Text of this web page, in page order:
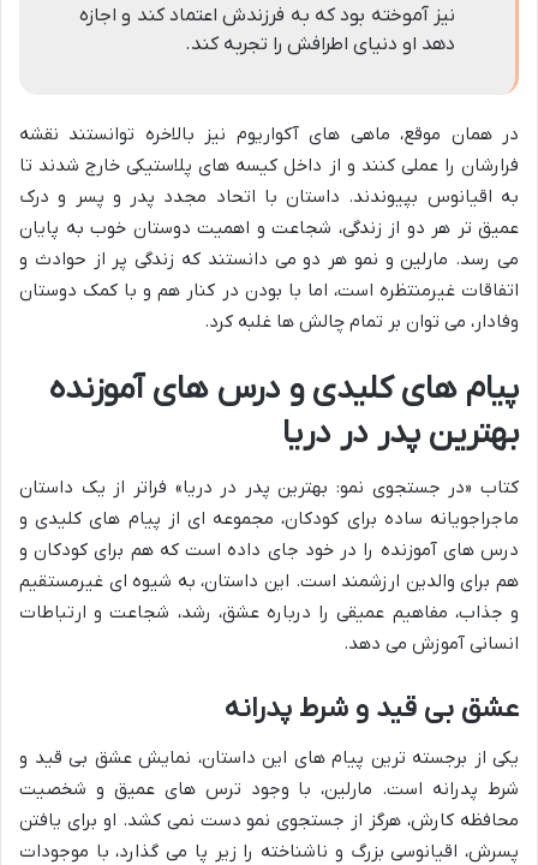
نیز آموخته بود که به فرزندش اعتماد کند و اجازه
دهد او دنیای اطرافش را تجربه کند.
در همان موقع، ماهی های آکواریوم نیز بالاخره توانستند نقشه
فرارشان را عملی کنند و از داخل کیسه های پلاستیکی خارج شدند تا
به اقیانوس بپیوندند. داستان با اتحاد مجدد پدر و پسر و درک
عمیق تر هر دو از زندگی، شجاعت و اهمیت دوستان خوب به پایان
می رسد. مارلین و نمو هر دو می دانستند که زندگی پر از حوادث و
اتفاقات غیرمنتظره است، اما با بودن در کنار هم و با کمک دوستان
وفادار، می توان بر تمام چالش ها غلبه کرد.
پیام های کلیدی و درس های آموزنده
بهترین پدر در دریا
کتاب «در جستجوی نمو: بهترین پدر در دریا» فراتر از یک داستان
ماجراجویانه ساده برای کودکان، مجموعه ای از پیام های کلیدی و
درس های آموزنده را در خود جای داده است که هم برای کودکان و
هم برای والدین ارزشمند است. این داستان، به شیوه ای غیرمستقیم
و جذاب، مفاهیم عمیقی را درباره عشق، رشد، شجاعت و ارتباطات
انسانی آموزش می دهد.
عشق بی قید و شرط پدرانه
یکی از برجسته ترین پیام های این داستان، نمایشعشق بی قید و
شرط پدرانه است. مارلین، با وجود ترس های عمیق و شخصیت
محافظه کارش، هرگز از جستجوی نمو دست نمی کشد. او برای یافتن
پسرش، اقیانوسی بزرگ و ناشناخته را زیر پا می گذارد، با موجودات